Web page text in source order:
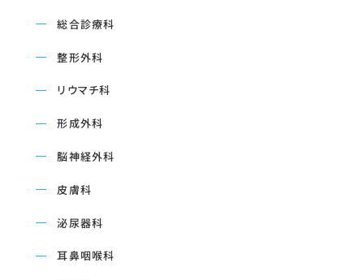
総合診療科
整形外科
リウマチ科
形成外科
脳神経外科
皮膚科
泌尿器科
耳鼻咽喉科